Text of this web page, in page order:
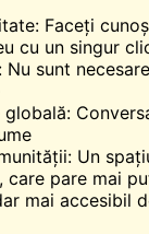
Faceți
cu un singur
Nu sunt
globală:
Un
care pare mai
mai accesibil